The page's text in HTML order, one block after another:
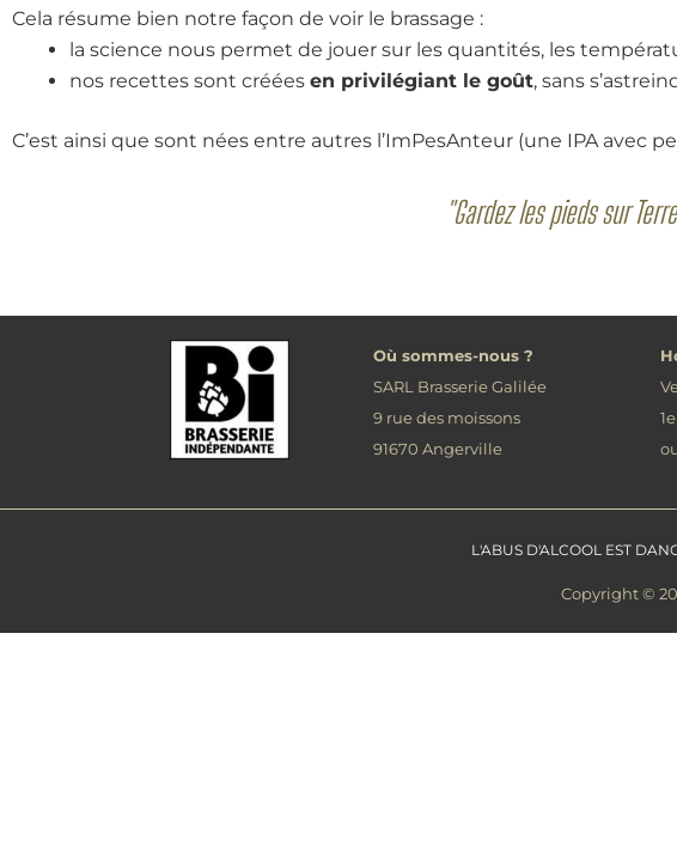
Cela résume bien notre façon de voir le brassage :
la science nous permet de jouer sur les quantités, les
nos recettes sont créées en privilégiant le goût, sans
C’est ainsi que sont nées entre autres l’ImPesAnteur (une IPA avec
"Gardez les pieds sur
Où sommes-nous ?
SARL Brasserie Galilée
9 rue des moissons
91670 Angerville
L'ABUS D'ALCOOL EST
Copyright ©